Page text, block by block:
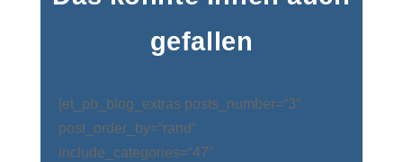
gefallen
[et_pb_blog_extras posts_number=“3″
post_order_by=“rand“
include_categories=“47″